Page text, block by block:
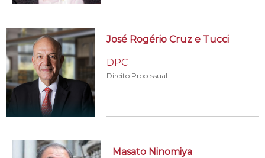
José Rogério Cruz e Tucci
DPC
Direito Processual
Masato Ninomiya